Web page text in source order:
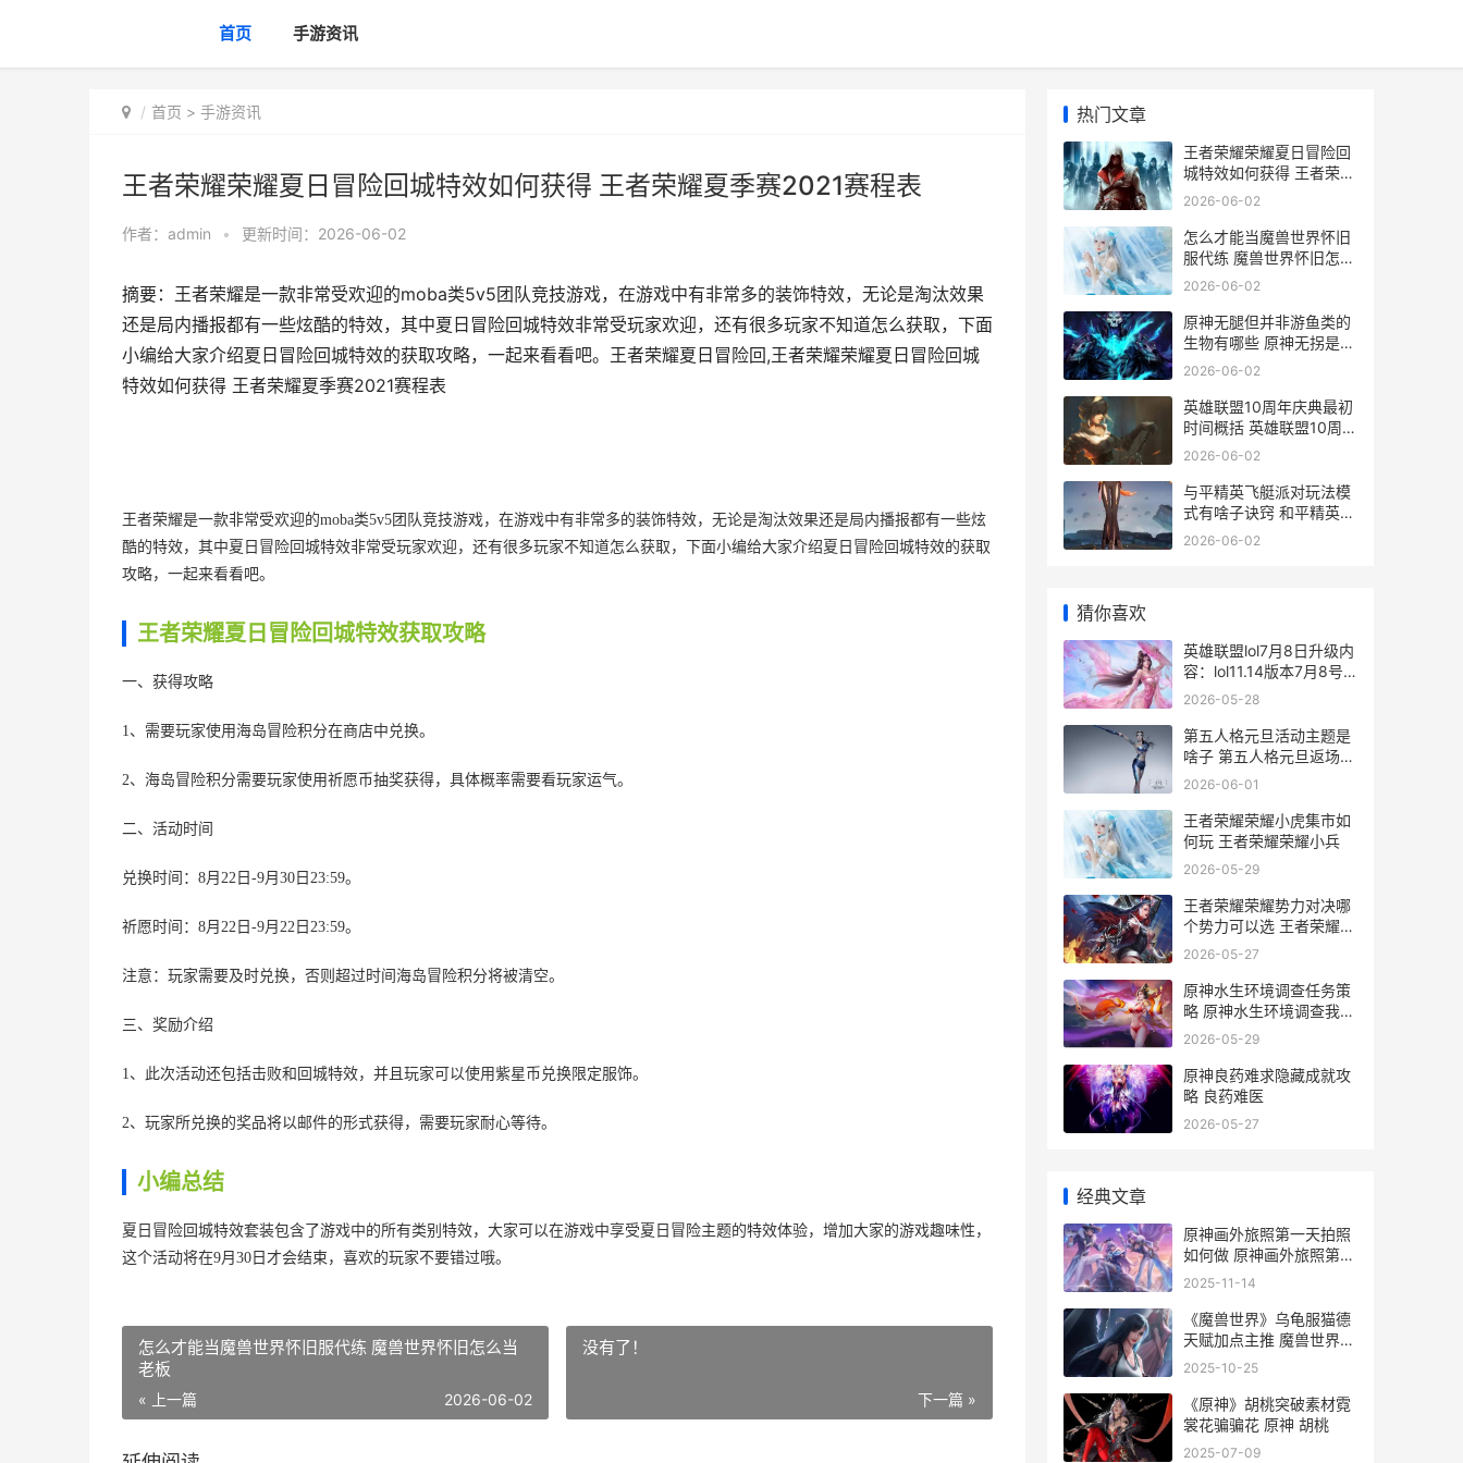
首页 手游资讯
首页 > 手游资讯
王者荣耀荣耀夏日冒险回城特效如何获得 王者荣耀夏季赛2021赛程表
作者： admin • 更新时间：2026-06-02
摘要：王者荣耀是一款非常受欢迎的moba类5v5团队竞技游戏，在游戏中有非常多的装饰特效，无论是淘汰效果
还是局内播报都有一些炫酷的特效，其中夏日冒险回城特效非常受玩家欢迎，还有很多玩家不知道怎么获取，下面
小编给大家介绍夏日冒险回城特效的获取攻略，一起来看看吧。王者荣耀夏日冒险回,王者荣耀荣耀夏日冒险回城
特效如何获得 王者荣耀夏季赛2021赛程表
王者荣耀是一款非常受欢迎的moba类5v5团队竞技游戏，在游戏中有非常多的装饰特效，无论是淘汰效果还是局内播报都有一些炫
酷的特效，其中夏日冒险回城特效非常受玩家欢迎，还有很多玩家不知道怎么获取，下面小编给大家介绍夏日冒险回城特效的获取
攻略，一起来看看吧。
王者荣耀夏日冒险回城特效获取攻略
一、获得攻略
1、需要玩家使用海岛冒险积分在商店中兑换。
2、海岛冒险积分需要玩家使用祈愿币抽奖获得，具体概率需要看玩家运气。
二、活动时间
兑换时间：8月22日-9月30日23:59。
祈愿时间：8月22日-9月22日23:59。
注意：玩家需要及时兑换，否则超过时间海岛冒险积分将被清空。
三、奖励介绍
1、此次活动还包括击败和回城特效，并且玩家可以使用紫星币兑换限定服饰。
2、玩家所兑换的奖品将以邮件的形式获得，需要玩家耐心等待。
小编总结
夏日冒险回城特效套装包含了游戏中的所有类别特效，大家可以在游戏中享受夏日冒险主题的特效体验，增加大家的游戏趣味性，
这个活动将在9月30日才会结束，喜欢的玩家不要错过哦。
怎么才能当魔兽世界怀旧服代练 魔兽世界怀旧怎么当
老板
« 上一篇 2026-06-02
没有了！
下一篇 »
热门文章
王者荣耀荣耀夏日冒险回
城特效如何获得 王者荣耀
夏季赛2021赛程表
2026-06-02
怎么才能当魔兽世界怀旧
服代练 魔兽世界怀旧怎么
当老板
2026-06-02
原神无腿但并非游鱼类的
生物有哪些 原神无拐是什
么意思
2026-06-02
英雄联盟10周年庆典最初
时间概括 英雄联盟10周年
战斗之夜宝箱
2026-06-02
与平精英飞艇派对玩法模
式有啥子诀窍 和平精英飞
艇派对新载具
2026-06-02
猜你喜欢
英雄联盟lol7月8日升级内
容：lol11.14版本7月8号
升级到几点 英雄联盟7月
2026-05-28
第五人格元旦活动主题是
啥子 第五人格元旦返场皮
肤
2026-06-01
王者荣耀荣耀小虎集市如
何玩 王者荣耀荣耀小兵
2026-05-29
王者荣耀荣耀势力对决哪
个势力可以选 王者荣耀兵
势
2026-05-27
原神水生环境调查任务策
略 原神水生环境调查我钓
鱼完怎么没有奇怪的物件
2026-05-29
原神良药难求隐藏成就攻
略 良药难医
2026-05-27
经典文章
原神画外旅照第一天拍照
如何做 原神画外旅照第一
天巨树和传说
2025-11-14
《魔兽世界》乌龟服猫德
天赋加点主推 魔兽世界乌
特加德城堡攻略
2025-10-25
《原神》胡桃突破素材霓
裳花骗骗花 原神 胡桃
2025-07-09